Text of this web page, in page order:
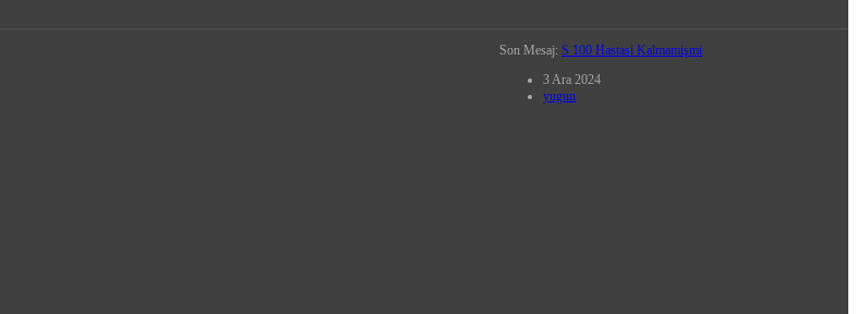
Son Mesaj: S 100 Hastasi Kalmamişmi
3 Ara 2024
yugun